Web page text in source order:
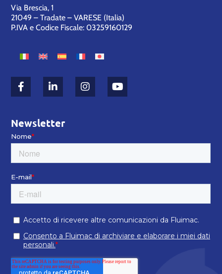
Via Brescia, 1
21049 – Tradate – VARESE (Italia)
P.IVA e Codice Fiscale: 03259160129
Newsletter